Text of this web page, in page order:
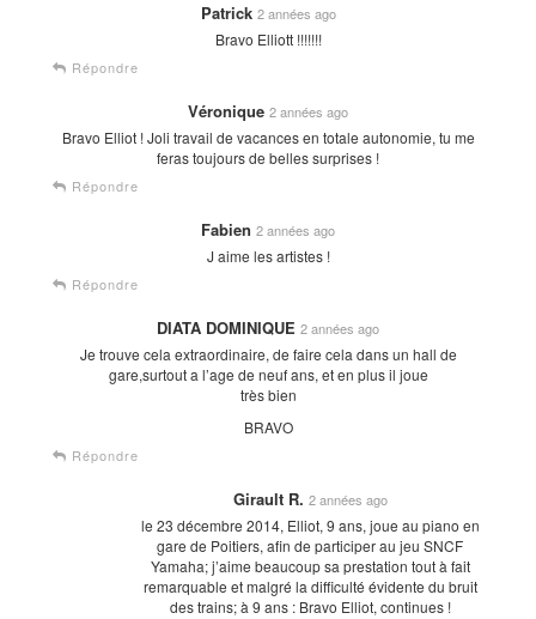
Patrick 2 années ago
Bravo Elliott !!!!!!!
Répondre
Véronique 2 années ago
Bravo Elliot ! Joli travail de vacances en totale autonomie, tu me
feras toujours de belles surprises !
Répondre
Fabien 2 années ago
J aime les artistes !
Répondre
DIATA DOMINIQUE 2 années ago
Je trouve cela extraordinaire, de faire cela dans un hall de
gare,surtout a l’age de neuf ans, et en plus il joue
très bien
BRAVO
Répondre
Girault R. 2 années ago
le 23 décembre 2014, Elliot, 9 ans, joue au piano en
gare de Poitiers, afin de participer au jeu SNCF
Yamaha; j’aime beaucoup sa prestation tout à fait
remarquable et malgré la difficulté évidente du bruit
des trains; à 9 ans : Bravo Elliot, continues !